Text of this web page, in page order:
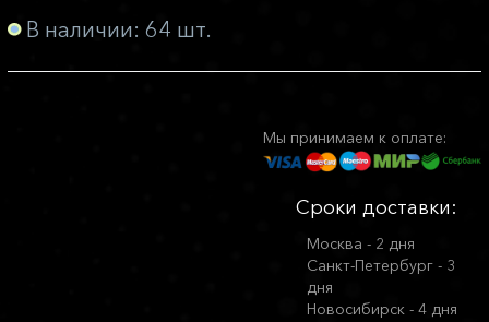
В наличии: 64 шт.
Мы принимаем к оплате:
Сроки доставки:
Москва - 2 дня
Санкт-Петербург - 3
дня
Новосибирск - 4 дня